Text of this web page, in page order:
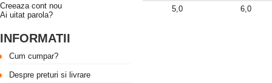
Creeaza cont nou
Ai uitat parola?
INFORMATII
Cum cumpar?
Despre preturi si livrare
5,0
6,0